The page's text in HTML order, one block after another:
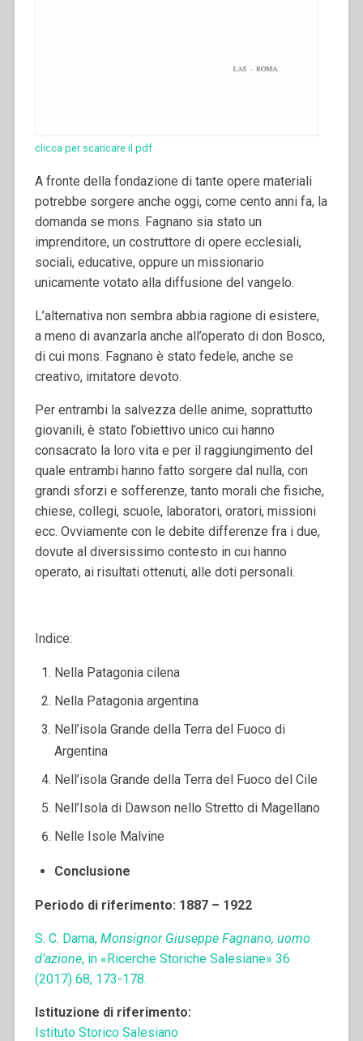
clicca per scaricare il pdf
A fronte della fondazione di tante opere materiali
potrebbe sorgere anche oggi, come cento anni fa, la
domanda se mons. Fagnano sia stato un
imprenditore, un costruttore di opere ecclesiali,
sociali, educative, oppure un missionario
unicamente votato alla diffusione del vangelo.
L’alternativa non sembra abbia ragione di esistere,
a meno di avanzarla anche all’operato di don Bosco,
di cui mons. Fagnano è stato fedele, anche se
creativo, imitatore devoto.
Per entrambi la salvezza delle anime, soprattutto
giovanili, è stato l’obiettivo unico cui hanno
consacrato la loro vita e per il raggiungimento del
quale entrambi hanno fatto sorgere dal nulla, con
grandi sforzi e sofferenze, tanto morali che fisiche,
chiese, collegi, scuole, laboratori, oratori, missioni
ecc. Ovviamente con le debite differenze fra i due,
dovute al diversissimo contesto in cui hanno
operato, ai risultati ottenuti, alle doti personali.
Indice:
Nella Patagonia cilena
Nella Patagonia argentina
Nell’isola Grande della Terra del Fuoco di
Argentina
Nell’isola Grande della Terra del Fuoco del Cile
Nell’Isola di Dawson nello Stretto di Magellano
Nelle Isole Malvine
Conclusione
Periodo di riferimento: 1887 – 1922
S. C. Dama, Monsignor Giuseppe Fagnano, uomo
d’azione, in «Ricerche Storiche Salesiane» 36
(2017) 68, 173-178.
Istituzione di riferimento:
Istituto Storico Salesiano